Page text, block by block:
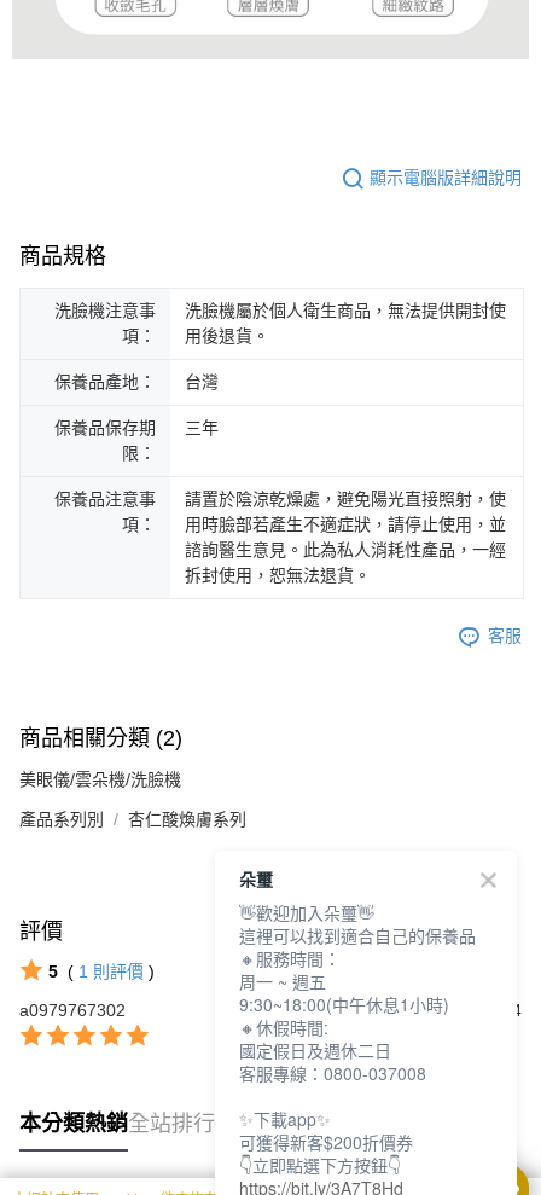
顯示電腦版詳細說明
商品規格
洗臉機注意事
項：
洗臉機屬於個人衛生商品，無法提供開封使
用後退貨。
保養品產地： 台灣
保養品保存期
限：
三年
保養品注意事
項：
請置於陰涼乾燥處，避免陽光直接照射，使
用時臉部若產生不適症狀，請停止使用，並
諮詢醫生意見。此為私人消耗性產品，一經
拆封使用，恕無法退貨。
客服
商品相關分類 (2)
美眼儀/雲朵機/洗臉機
產品系列別 杏仁酸煥膚系列
評價 查看全部
5 ( 1 則評價 )
a0979767302
2025/02/14
本分類熱銷全站排行
朵璽
👋歡迎加入朵璽👋
這裡可以找到適合自己的保養品
🔸服務時間：
周一 ~ 週五
9:30~18:00(中午休息1小時)
🔸休假時間:
國定假日及週休二日
客服專線：0800-037008
✨下載app✨
可獲得新客$200折價券
👇立即點選下方按鈕👇
https://bit.ly/3A7T8Hd